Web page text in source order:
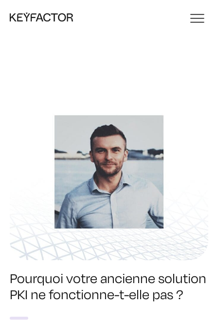
Pourquoi votre ancienne solution
PKI ne fonctionne-t-elle pas ?